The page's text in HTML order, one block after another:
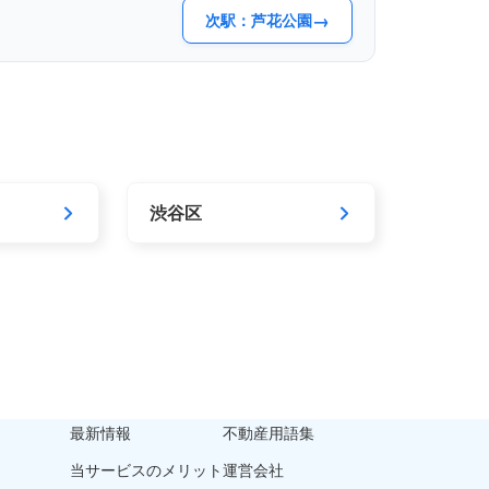
次駅：芦花公園→
渋谷区
最新情報
当サービスのメリット
不動産用語集
運営会社